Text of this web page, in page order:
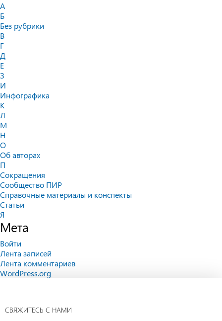
А
Б
Без рубрики
В
Г
Д
Е
З
И
Инфографика
К
Л
М
Н
О
Об авторах
П
Сокращения
Сообщество ПИР
Справочные материалы и конспекты
Статьи
Я
Мета
Войти
Лента записей
Лента комментариев
WordPress.org
СВЯЖИТЕСЬ С НАМИ